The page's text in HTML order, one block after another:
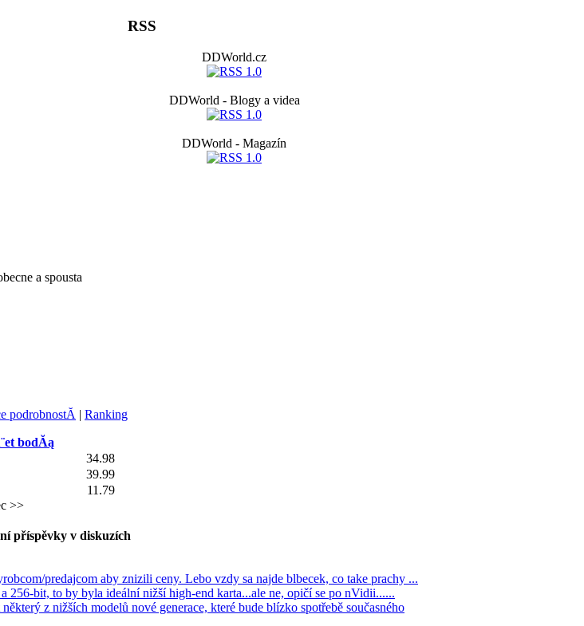
a spousta
podrobnostĂ­ | Ranking
bodĂą
34.98
39.99
11.79
>>
RSS
DDWorld.cz
DDWorld - Blogy a videa
DDWorld - Magazín
příspěvky v diskuzích
predajcom aby znizili ceny. Lebo vzdy sa najde blbecek, co take prachy ...
256-bit, to by byla ideální nižší high-end karta...ale ne, opičí se po nVidii......
z nižších modelů nové generace, které bude blízko spotřebě současného